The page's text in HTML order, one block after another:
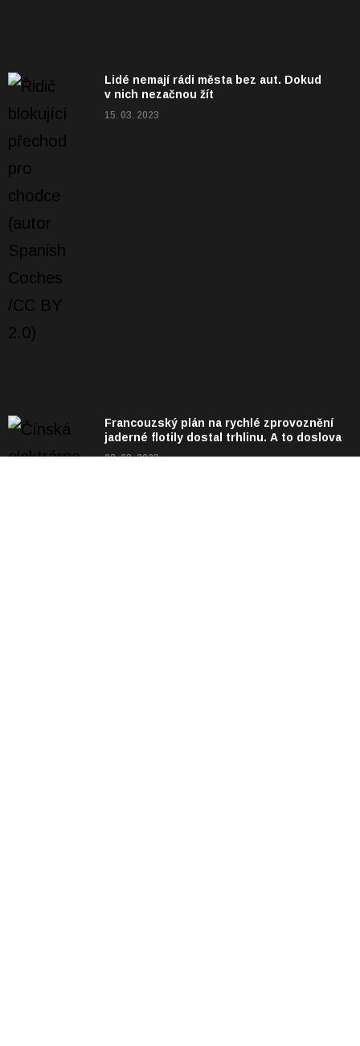
Lidé nemají rádi města bez aut. Dokud
v nich nezačnou žít
15. 03. 2023
Francouzský plán na rychlé zprovoznění
jaderné flotily dostal trhlinu. A to doslova
08. 03. 2023